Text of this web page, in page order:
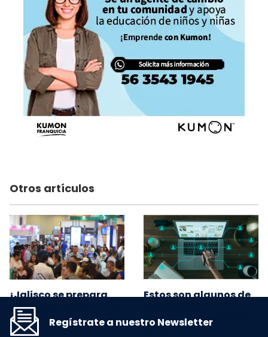
Otros artículos
¡Jalisco se prepara
para Expo Franquicias
Guadalajara!
Estos son algunos de
franquicias que más
crecen
Regístrate a nuestro Newsletter